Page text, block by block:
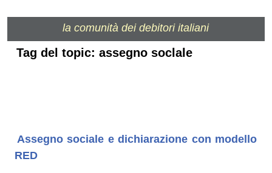
la comunità dei debitori italiani
Tag del topic: assegno soclale
Assegno sociale e dichiarazione con modello
RED